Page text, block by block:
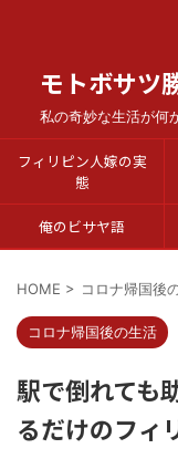
モトボサツ
私の奇妙な生活が何
フィリピン人嫁の実
態
俺のビサヤ語
HOME > コロナ帰国後
コロナ帰国後の生活
駅で倒れても
るだけのフィ